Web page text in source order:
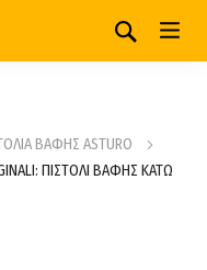
ΒΑΦΗΣ ASTURO
ΠΙΣΤΟΛΙ ΒΑΦΗΣ ΚΑΤΩ